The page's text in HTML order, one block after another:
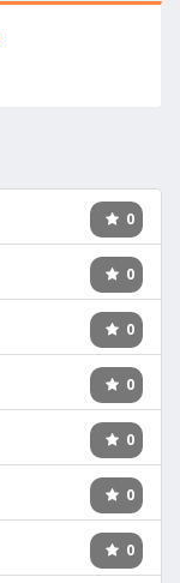
0
0
0
0
0
0
0